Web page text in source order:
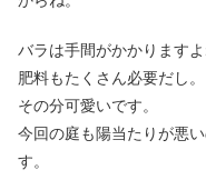
バラは手間がかかりますよ
肥料もたくさん必要だし。
その分可愛いです。
今回の庭も陽当たりが悪
す。